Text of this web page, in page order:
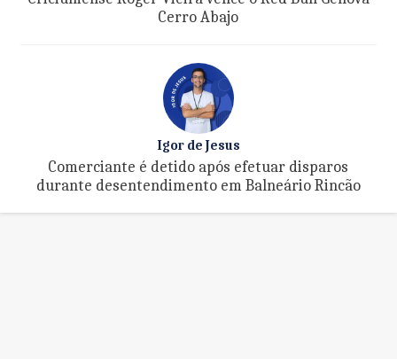
Cerro Abajo
Igor de Jesus
Comerciante é detido após efetuar disparos
durante desentendimento em Balneário Rincão